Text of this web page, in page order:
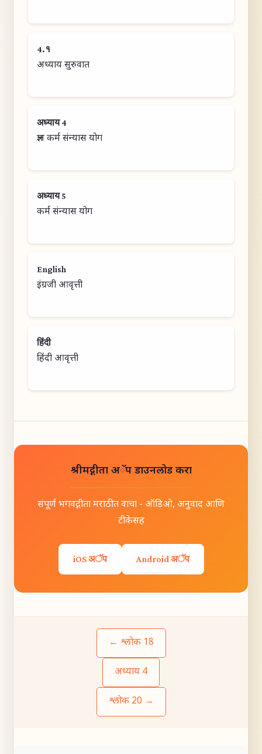
4.१
अध्याय सुरुवात
अध्याय 4
ज्ञान कर्म संन्यास योग
अध्याय 5
कर्म संन्यास योग
English
इंग्रजी आवृत्ती
हिंदी
हिंदी आवृत्ती
श्रीमद्गीता अॅप डाउनलोड करा
संपूर्ण भगवद्गीता मराठीत वाचा - ऑडिओ, अनुवाद आणि
टीकेसह
iOS अॅप Android अॅप
← श्लोक 18
अध्याय 4
श्लोक 20 →